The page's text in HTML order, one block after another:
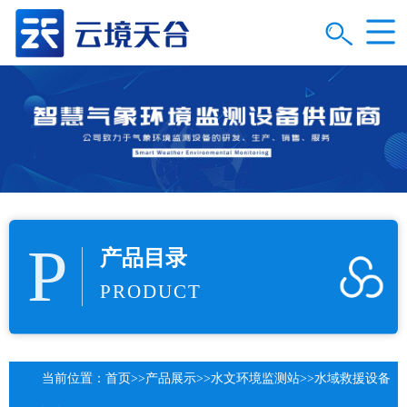
P 产品目录
PRODUCT
当前位置： 首页>>产品展示>>水文环境监测站>>水域救援设备